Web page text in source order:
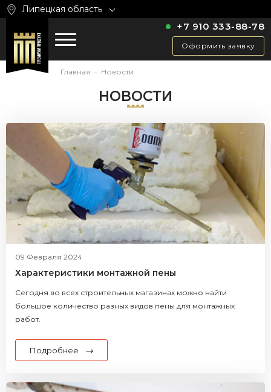
Липецкая область
+7 910 333-88-78
Оформить заявку
Главная - Новости
НОВОСТИ
09 Февраля 2024
Характеристики монтажной пены
Сегодня во всех строительных магазинах можно найти
большое количество разных видов пены для монтажных
работ.
Подробнее